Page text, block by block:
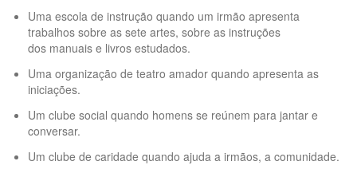
Uma escola de instrução quando um irmão apresenta
trabalhos sobre as sete artes, sobre as instruções
dos manuais e livros estudados.
Uma organização de teatro amador quando apresenta as
iniciações.
Um clube social quando homens se reúnem para jantar e
conversar.
Um clube de caridade quando ajuda a irmãos, a comunidade.